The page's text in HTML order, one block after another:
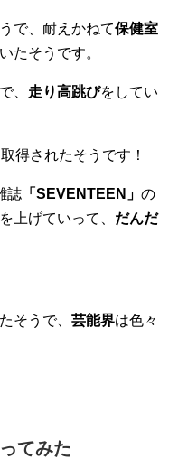
で、耐えかねて保健室
たそうです。
、 走り高跳びをしてい
得されたそうです！
誌 「SEVENTEEN」 の
上げていって、 だんだ
そうで、 芸能界は色々
てみた